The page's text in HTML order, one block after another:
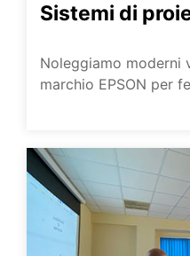
Sistemi di
Noleggiamo moderni
marchio EPSON per